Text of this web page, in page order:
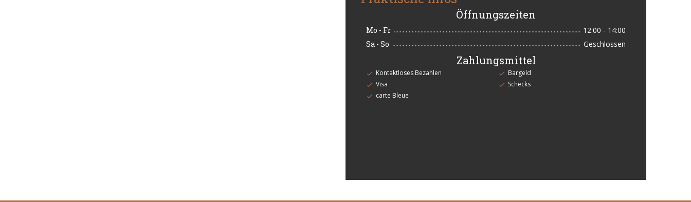
Öffnungszeiten
Mo - Fr
12:00 - 14:00
Sa - So Geschlossen
Zahlungsmittel
Kontaktloses Bezahlen
Bargeld
Visa
Schecks
carte Bleue